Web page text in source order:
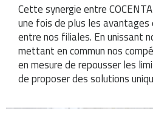
Cette synergie entre
une fois de plus les
entre nos filiales. En unissant
mettant en commun nos
en mesure de repousser les
de proposer des solutions